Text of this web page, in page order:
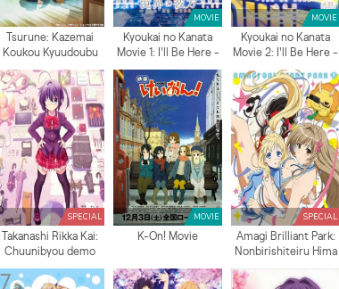
Tsurune: Kazemai
Koukou Kyuudoubu
MOVIE
Kyoukai no Kanata
Movie 1: I'll Be Here -
Kako-hen
MOVIE
Kyoukai no Kanata
Movie 2: I'll Be Here -
Mirai-hen
SPECIAL
Takanashi Rikka Kai:
Chuunibyou demo
Koi ga Shitai! Movie
Lite
MOVIE
K-On! Movie
SPECIAL
Amagi Brilliant Park:
Nonbirishiteiru Hima
ga Nai!